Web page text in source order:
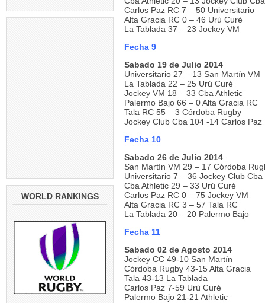
WORLD RANKINGS
Carlos Paz RC 7 – 50 Universitario
Alta Gracia RC 0 – 46 Urú Curé
La Tablada 37 – 23 Jockey VM
Fecha 9
Sabado 19 de Julio 2014
Universitario 27 – 13 San Martín VM
La Tablada 22 – 25 Urú Curé
Jockey VM 18 – 33 Cba Athletic
Palermo Bajo 66 – 0 Alta Gracia RC
Tala RC 55 – 3 Córdoba Rugby
Jockey Club Cba 104 -14 Carlos Paz
Fecha 10
Sabado 26 de Julio 2014
San Martín VM 29 – 17 Córdoba
Universitario 7 – 36 Jockey Club Cba
Cba Athletic 29 – 33 Urú Curé
Carlos Paz RC 0 – 75 Jockey VM
Alta Gracia RC 3 – 57 Tala RC
La Tablada 20 – 20 Palermo Bajo
Fecha 11
Sabado 02 de Agosto 2014
Jockey CC 49-10 San Martín
Córdoba Rugby 43-15 Alta Gracia
Tala 43-13 La Tablada
Carlos Paz 7-59 Urú Curé
Palermo Bajo 21-21 Athletic